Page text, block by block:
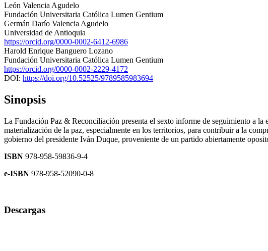
León Valencia Agudelo
Fundación Universitaria Católica Lumen Gentium
Germán Darío Valencia Agudelo
Universidad de Antioquia
https://orcid.org/0000-0002-6412-6986
Harold Enrique Banguero Lozano
Fundación Universitaria Católica Lumen Gentium
https://orcid.org/0000-0002-2229-4172
DOI: https://doi.org/10.52525/9789585983694
Sinopsis
La Fundación Paz & Reconciliación presenta el sexto informe de seguimiento a
materialización de la paz, especialmente en los territorios, para contribuir a la
gobierno del presidente Iván Duque, proveniente de un partido abiertamente
ISBN 978-958-59836-9-4
e-ISBN 978-958-52090-0-8
Descargas